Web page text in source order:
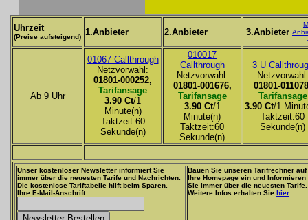
Uhrzeit
(Preise aufsteigend) 1.Anbieter 2.Anbieter 3.Anbieter
Ab 9 Uhr
01067 Callthrough
Netzvorwahl:
01801-000252,
Tarifansage
3.90 Ct/1
Minute(n)
Taktzeit:60
Sekunde(n)
010017
Callthrough
Netzvorwahl:
01801-001676,
Tarifansage
3.90 Ct/1
Minute(n)
Taktzeit:60
Sekunde(n)
3 U
Netzvorwahl:
01801-
Tarifansage
3.90 Ct/1
Taktzeit:60
Sekunde(n)
Unser kostenloser Newsletter informiert Sie
immer über die neuesten Tarife und Nachrichten.
Die kostenlose Tariftabelle hilft beim Sparen.
Ihre E-Mail-Anschrift:
Bauen Sie unseren Tarifrechner auf
Ihre Homepage ein und Informieren
Sie immer über die neuesten Tarife.
Weitere Infos erhalten Sie hier